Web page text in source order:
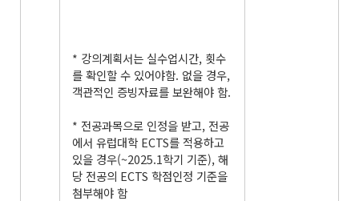
* 강의계획서는 실수업시간, 횟수
를 확인할 수 있어야함. 없을 경우,
객관적인 증빙자료를 보완해야 함.
* 전공과목으로 인정을 받고, 전공
에서 유럽대학 ECTS를 적용하고
있을 경우(~2025.1학기 기준), 해
당 전공의 ECTS 학점인정 기준을
첨부해야 함